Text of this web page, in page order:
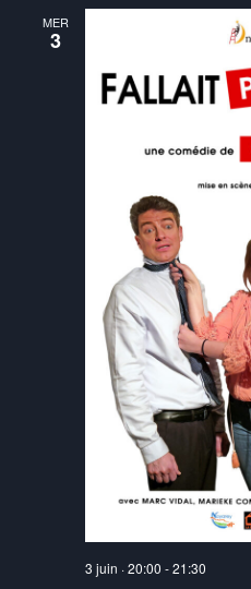
MER
3
3 juin · 20:00 -21:30